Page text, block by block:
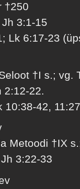
†250
3:1-15
Lk 6:17-23
†I s.; vg.
2:12-22.
10:38-42,
Metoodi †IX
3:22-33